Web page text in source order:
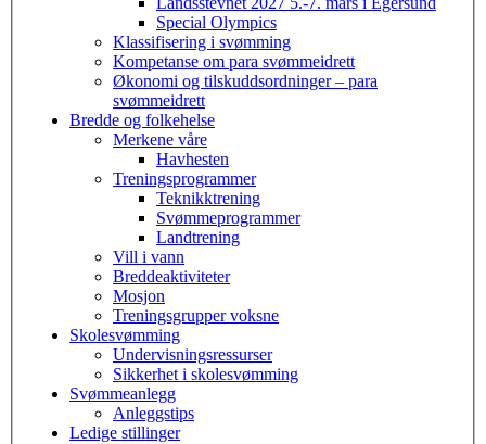
Special Olympics
Klassifisering i svømming
Kompetanse om para svømmeidrett
Økonomi og tilskuddsordninger – para
svømmeidrett
Bredde og folkehelse
Merkene våre
Havhesten
Treningsprogrammer
Teknikktrening
Svømmeprogrammer
Landtrening
Vill i vann
Breddeaktiviteter
Mosjon
Treningsgrupper voksne
Skolesvømming
Undervisningsressurser
Sikkerhet i skolesvømming
Svømmeanlegg
Anleggstips
Ledige stillinger